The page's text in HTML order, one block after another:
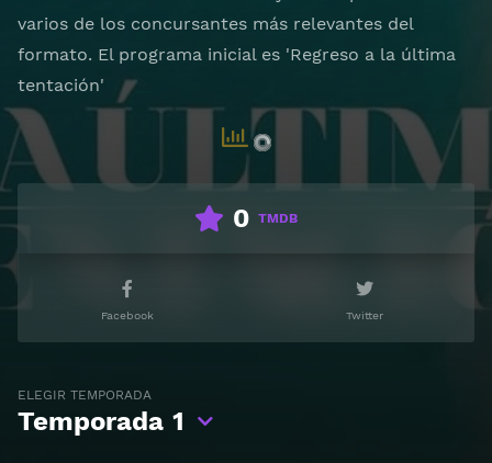
varios de los concursantes más relevantes del
formato. El programa inicial es 'Regreso a la última
tentación'
0 TMDB
Facebook Twitter
ELEGIR TEMPORADA
Temporada 1